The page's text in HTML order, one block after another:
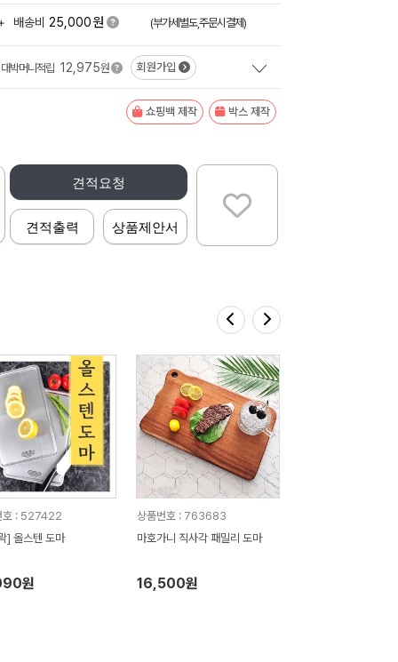
배송비 25,000원 (부가세별도,주문시결제)
대박머니적립 12,975원 회원가입
쇼핑백 제작 박스 제작
견적요청
견적출력 상품제안서
호 : 527422
] 올스텐 도마
원
상품번호 : 763683
마호가니 직사각 패밀리 도마
16,500원